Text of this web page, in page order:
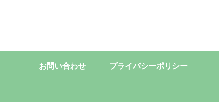
お問い合わせ プライバシーポリシー